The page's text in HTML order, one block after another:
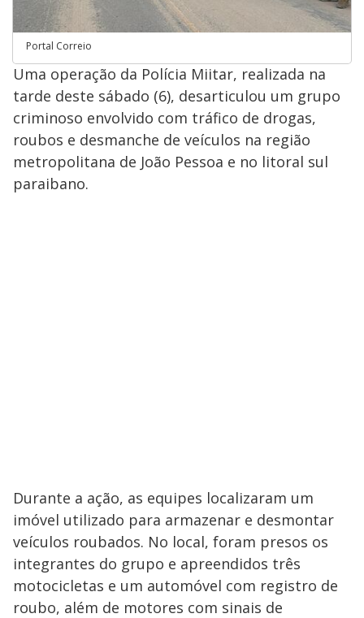
Portal Correio
Uma operação da Polícia Miitar, realizada na
tarde deste sábado (6), desarticulou um grupo
criminoso envolvido com tráfico de drogas,
roubos e desmanche de veículos na região
metropolitana de João Pessoa e no litoral sul
paraibano.
Durante a ação, as equipes localizaram um
imóvel utilizado para armazenar e desmontar
veículos roubados. No local, foram presos os
integrantes do grupo e apreendidos três
motocicletas e um automóvel com registro de
roubo, além de motores com sinais de